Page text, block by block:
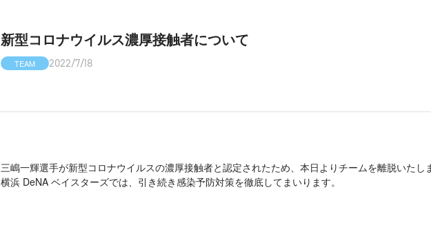
新型コロナウイルス濃厚接触者について
TEAM 2022/7/18
三嶋一輝選手が新型コロナウイルスの濃厚接触者と認定されたため、本日よりチームを離脱いたし
横浜 DeNA ベイスターズでは、引き続き感染予防対策を徹底してまいります。